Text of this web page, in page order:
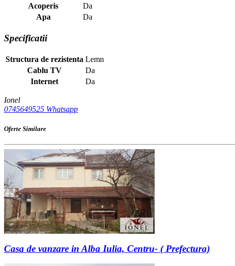
Acoperis
Da
Apa
Da
Specificatii
Structura de rezistenta Lemn
Cablu TV
Da
Internet
Da
Ionel
0745649525 Whatsapp
Oferte Similare
Casa de vanzare in Alba Iulia, Centru- ( Prefectura)